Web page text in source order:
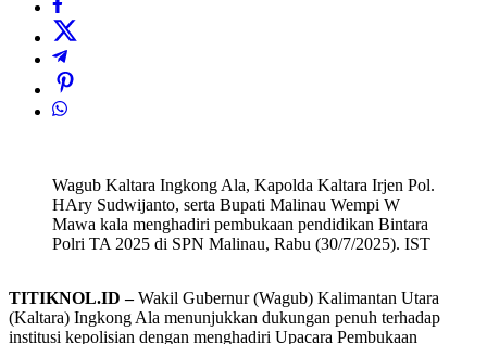
Wagub Kaltara Ingkong Ala, Kapolda Kaltara Irjen Pol.
HAry Sudwijanto, serta Bupati Malinau Wempi W
Mawa kala menghadiri pembukaan pendidikan Bintara
Polri TA 2025 di SPN Malinau, Rabu (30/7/2025). IST
TITIKNOL.ID –Wakil Gubernur (Wagub) Kalimantan Utara
(Kaltara) Ingkong Ala menunjukkan dukungan penuh terhadap
institusi kepolisian dengan menghadiri Upacara Pembukaan